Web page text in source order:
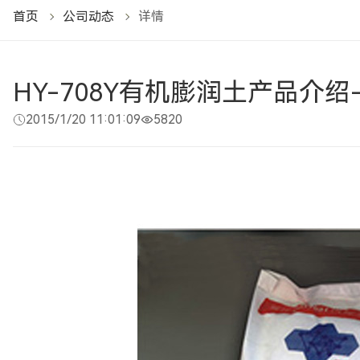
首页 公司动态 详情
HY-708Y有机膨润土产品介
2015/1/20 11:01:09 5820